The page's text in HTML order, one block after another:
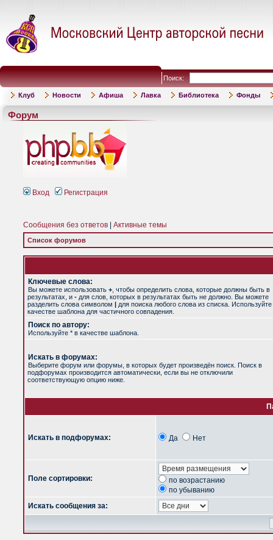
Поиск:
Клуб Новости Афиша Лавка Библиотека Фонды
Форум
Вход Регистрация
Сообщения без ответов Активные темы
Список форумов
Ключевые слова:
Вы можете использовать + , чтобы определить слова, которые должны быть в
результатах, и - для слов, которых в результатах быть не должно. Вы можете
разделить слова символом | для поиска любого слова из списка. Используйте
качестве шаблона для частичного совпадения.
Поиск по автору:
Используйте * в качестве шаблона.
Искать в форумах:
Выберите форум или форумы, в которых будет произведён поиск. Поиск в
подфорумах производится автоматически, если вы не отключили
соответствующую опцию ниже.
Искать в подфорумах: Да Нет
Поле сортировки:
по возрастанию
по убыванию
Искать сообщения за: